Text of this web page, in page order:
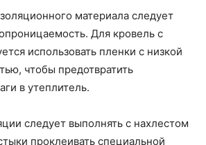
материала следует
Для кровель с
использовать пленки с низкой
чтобы предотвратить
в утеплитель.
следует выполнять с нахлестом
проклеивать специальной